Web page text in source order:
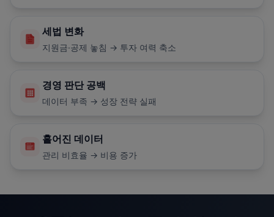
세법 변화
지원금·공제 놓침 → 투자 여력 축소
경영 판단 공백
데이터 부족 → 성장 전략 실패
흩어진 데이터
관리 비효율 → 비용 증가